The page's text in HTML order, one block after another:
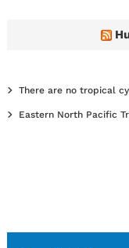
There are no tropical
Eastern North Pacific